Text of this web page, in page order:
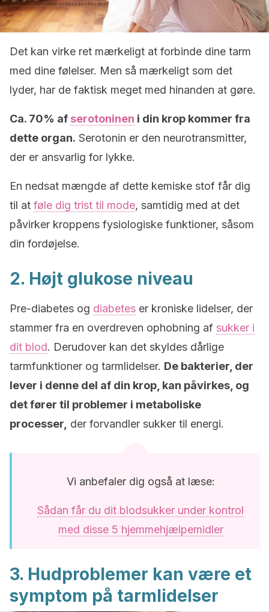
Det kan virke ret mærkeligt at forbinde dine tarm
med dine følelser. Men så mærkeligt som det
lyder, har de faktisk meget med hinanden at gøre.
Ca. 70% af serotoninen i din krop kommer fra
dette organ. Serotonin er den neurotransmitter,
der er ansvarlig for lykke.
En nedsat mængde af dette kemiske stof får dig
til at føle dig trist til mode, samtidig med at det
påvirker kroppens fysiologiske funktioner, såsom
din fordøjelse.
2. Højt glukose niveau
Pre-diabetes og diabetes er kroniske lidelser, der
stammer fra en overdreven ophobning af sukker i
dit blod. Derudover kan det skyldes dårlige
tarmfunktioner og tarmlidelser. De bakterier, der
lever i denne del af din krop, kan påvirkes, og
det fører til problemer i metaboliske
processer, der forvandler sukker til energi.
Vi anbefaler dig også at læse:
Sådan får du dit blodsukker under kontrol
med disse 5 hjemmehjælpemidler
3. Hudproblemer kan være et
symptom på tarmlidelser